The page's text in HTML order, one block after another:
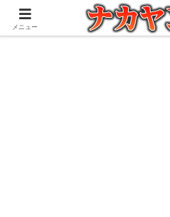
アウトドアとガジェット好きな管
メニュー